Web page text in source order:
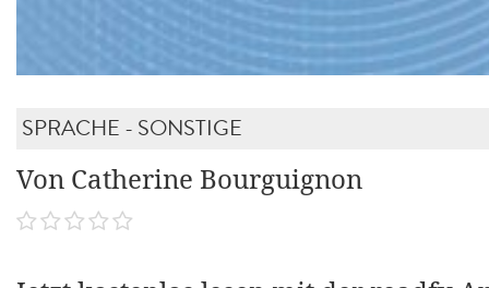
SPRACHE - SONSTIGE
Von Catherine Bourguignon